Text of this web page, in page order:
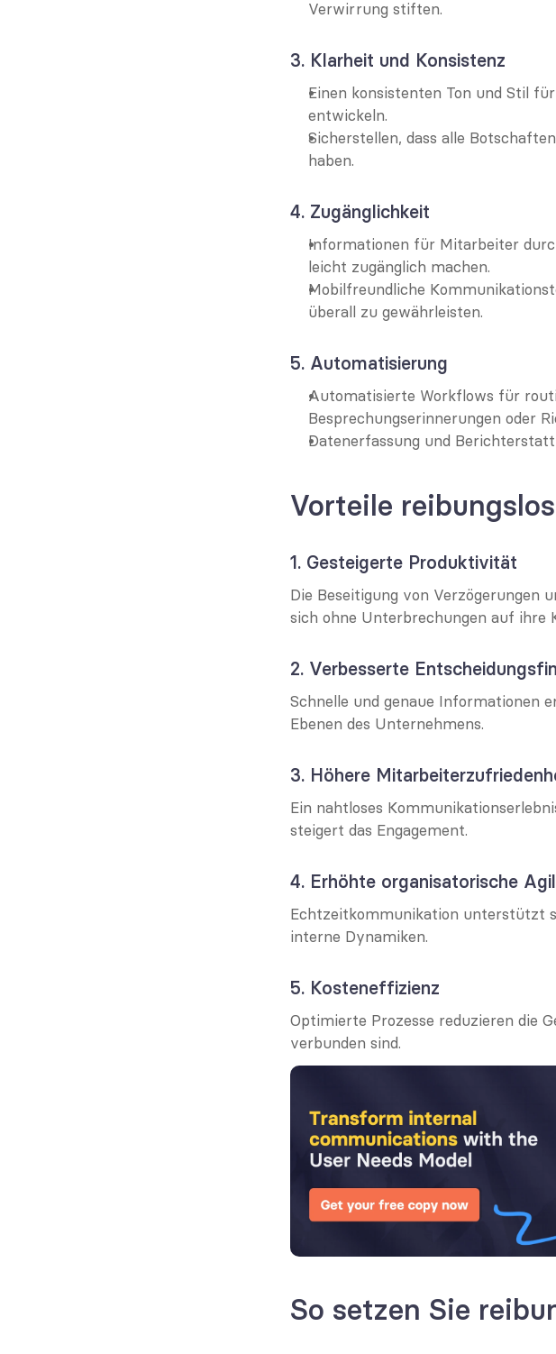
Verwirrung stiften.
3. Klarheit und Konsistenz
Einen konsistenten Ton und Stil
entwickeln.
Sicherstellen, dass alle
haben.
4. Zugänglichkeit
Informationen für Mitarbeiter
leicht zugänglich machen.
Mobilfreundliche
überall zu gewährleisten.
5. Automatisierung
Automatisierte Workflows für
Besprechungserinnerungen oder
Datenerfassung und
Vorteile
1. Gesteigerte Produktivität
Die Beseitigung von Verzögerungen
sich ohne Unterbrechungen auf ihre
2. Verbesserte
Schnelle und genaue Informationen
Ebenen des Unternehmens.
3. Höhere
Ein nahtloses
steigert das Engagement.
4. Erhöhte organisatorische
Echtzeitkommunikation unterstützt
interne Dynamiken.
5. Kosteneffizienz
Optimierte Prozesse reduzieren die
verbunden sind.
So setzen Sie